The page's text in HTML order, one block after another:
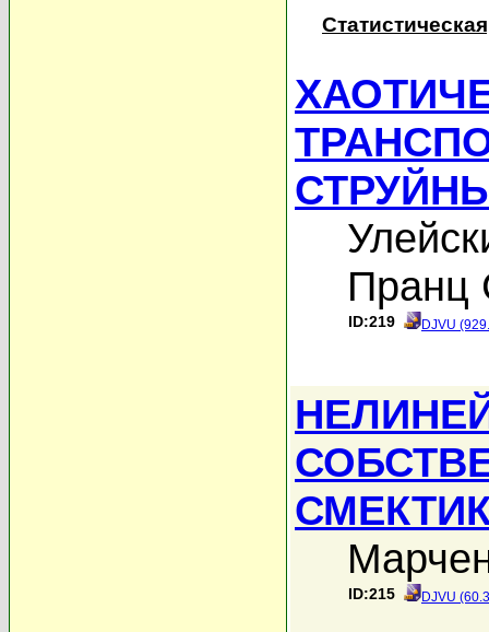
Пранц
ID:219 DJVU
ID:215 DJVU